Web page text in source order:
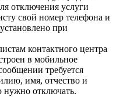
отключения услуги
свой номер телефона и
при
контактного центра
в мобильное
требуется
имя, отчество и
нужно отключать.